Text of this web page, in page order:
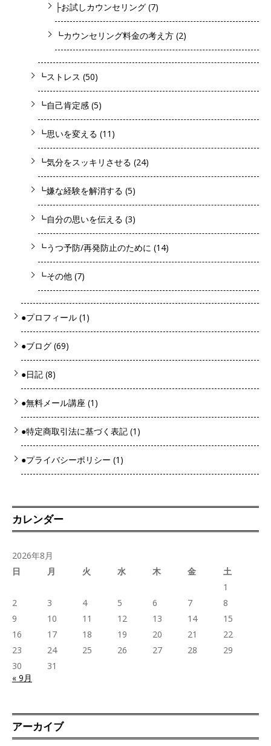
├お試しカウンセリング (7)
┗カウンセリング料金の考え方 (2)
┗ストレス (50)
┗自己肯定感 (5)
┗思いを変える (11)
┗気分をスッキリさせる (24)
┗嫌な経験を解消する (5)
┗自分の思いを伝える (3)
┗うつ予防/再発防止のために (14)
┗その他 (7)
●プロフィール (1)
●ブログ (69)
●日記 (8)
●無料メール講座 (1)
●特定商取引法に基づく表記 (1)
●プライバシーポリシー (1)
カレンダー
2026年8月
日
月 火 水 木 金
土
1
2
3 4 5 6 7
8
9
10 11 12 13 14
15
16
17 18 19 20 21
22
23
24 25 26 27 28
29
30
31
« 9月
アーカイブ